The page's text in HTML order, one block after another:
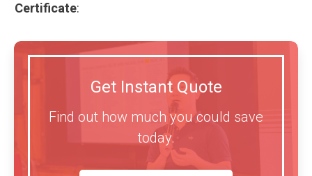
Certificate:
Get Instant Quote
Find out how much you could save
today.